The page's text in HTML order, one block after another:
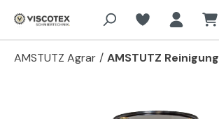
Zum Hauptinhalt springen
AMSTUTZ Agrar / AMSTUTZ Reinigung
Bildergalerie überspringen